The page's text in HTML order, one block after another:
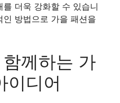
더욱 강화할 수 있습니
방법으로 가을 패션을
께하는 가
이디어